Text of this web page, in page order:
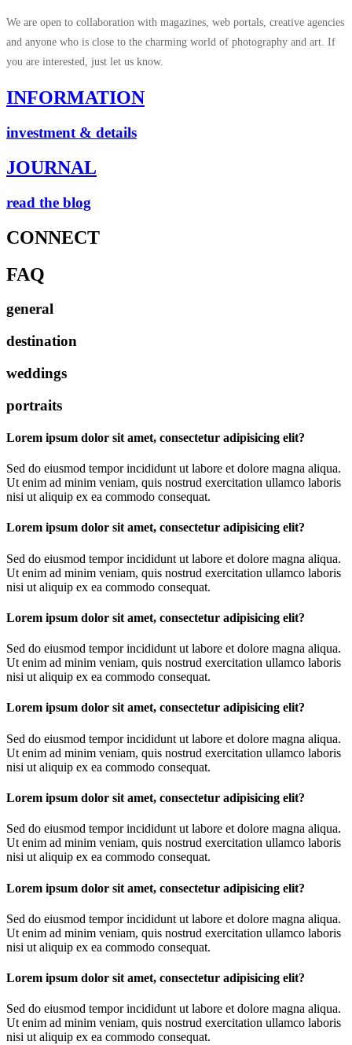
We are open to collaboration with magazines, web portals, creative agencies
and anyone who is close to the charming world of photography and art. If
you are interested, just let us know.
INFORMATION
investment & details
JOURNAL
read the blog
CONNECT
FAQ
general
destination
weddings
portraits
Lorem ipsum dolor sit amet, consectetur adipisicing elit?
Sed do eiusmod tempor incididunt ut labore et dolore magna aliqua.
Ut enim ad minim veniam, quis nostrud exercitation ullamco laboris
nisi ut aliquip ex ea commodo consequat.
Lorem ipsum dolor sit amet, consectetur adipisicing elit?
Sed do eiusmod tempor incididunt ut labore et dolore magna aliqua.
Ut enim ad minim veniam, quis nostrud exercitation ullamco laboris
nisi ut aliquip ex ea commodo consequat.
Lorem ipsum dolor sit amet, consectetur adipisicing elit?
Sed do eiusmod tempor incididunt ut labore et dolore magna aliqua.
Ut enim ad minim veniam, quis nostrud exercitation ullamco laboris
nisi ut aliquip ex ea commodo consequat.
Lorem ipsum dolor sit amet, consectetur adipisicing elit?
Sed do eiusmod tempor incididunt ut labore et dolore magna aliqua.
Ut enim ad minim veniam, quis nostrud exercitation ullamco laboris
nisi ut aliquip ex ea commodo consequat.
Lorem ipsum dolor sit amet, consectetur adipisicing elit?
Sed do eiusmod tempor incididunt ut labore et dolore magna aliqua.
Ut enim ad minim veniam, quis nostrud exercitation ullamco laboris
nisi ut aliquip ex ea commodo consequat.
Lorem ipsum dolor sit amet, consectetur adipisicing elit?
Sed do eiusmod tempor incididunt ut labore et dolore magna aliqua.
Ut enim ad minim veniam, quis nostrud exercitation ullamco laboris
nisi ut aliquip ex ea commodo consequat.
Lorem ipsum dolor sit amet, consectetur adipisicing elit?
Sed do eiusmod tempor incididunt ut labore et dolore magna aliqua.
Ut enim ad minim veniam, quis nostrud exercitation ullamco laboris
nisi ut aliquip ex ea commodo consequat.